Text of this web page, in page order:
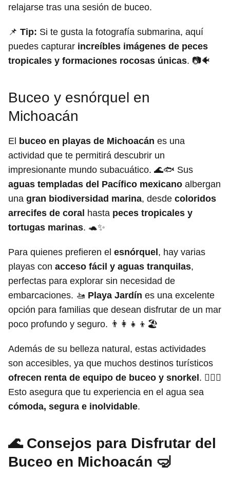
relajarse tras una sesión de buceo.
📌 Tip: Si te gusta la fotografía submarina, aquí
puedes capturar increíbles imágenes de peces
tropicales y formaciones rocosas únicas. 📷🐠
Buceo y esnórquel en
Michoacán
El buceo en playas de Michoacán es una
actividad que te permitirá descubrir un
impresionante mundo subacuático. 🌊🐟 Sus
aguas templadas del Pacífico mexicano albergan
una gran biodiversidad marina, desde coloridos
arrecifes de coral hasta peces tropicales y
tortugas marinas. 🐢✨
Para quienes prefieren el esnórquel , hay varias
playas con acceso fácil y aguas tranquilas,
perfectas para explorar sin necesidad de
embarcaciones. 🚤 Playa Jardín es una excelente
opción para familias que desean disfrutar de un mar
poco profundo y seguro. 👨‍👩‍👧‍👦🏖️
Además de su belleza natural, estas actividades
son accesibles, ya que muchos destinos turísticos
ofrecen renta de equipo de buceo y snorkel . 🏊‍♂️✨
Esto asegura que tu experiencia en el agua sea
cómoda, segura e inolvidable.
🌊 Consejos para Disfrutar del
Buceo en Michoacán 🤿